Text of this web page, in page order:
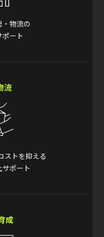
・物流の
ート
流
ストを抑える
ポート
成